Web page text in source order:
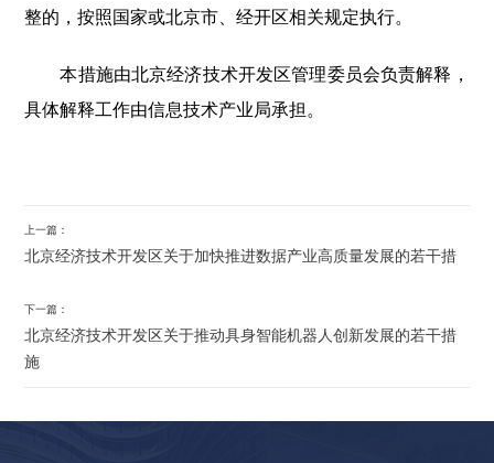
整的，按照国家或北京市、经开区相关规定执行。
本措施由北京经济技术开发区管理委员会负责解释，
具体解释工作由信息技术产业局承担。
上一篇：
北京经济技术开发区关于加快推进数据产业高质量发展的若干措
下一篇：
北京经济技术开发区关于推动具身智能机器人创新发展的若干措
施